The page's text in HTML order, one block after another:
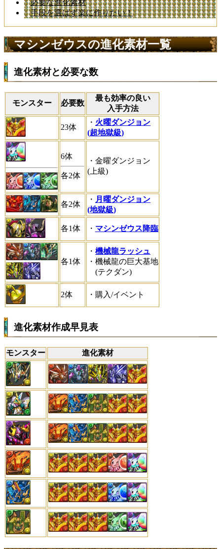
必要な進化素材
手段を選ばず楽に作りたい！
マシンゼウスの進化素材一覧
進化素材と必要な数
モンスター 必要数
最も効率の良い
入手方法
23体
・ 火曜ダンジョン
(超地獄級)
6体
各2体
・金曜ダンジョン
(上級)
各2体
・ 月曜ダンジョン
(地獄級)
各1体 ・ マシンゼウス降臨
各1体
・ 機械龍ラッシュ
・機械龍の巨大基地
(テクダン)
2体 ・購入/イベント
進化素材作成早見表
モンスター 進化素材